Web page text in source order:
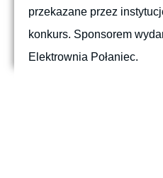
przekazane przez
konkurs. Sponsorem
Elektrownia Połaniec.